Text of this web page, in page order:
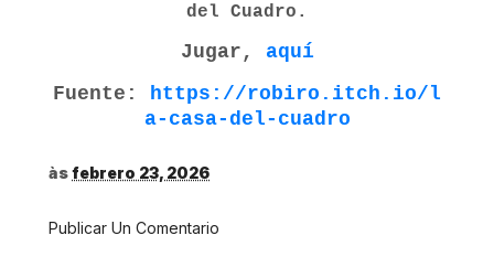
del Cuadro.
Jugar, aquí
Fuente: https://robiro.itch.io/l
a-casa-del-cuadro
àsfebrero 23, 2026
Publicar Un Comentario